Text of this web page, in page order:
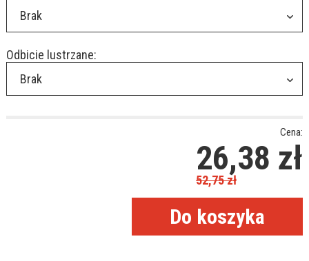
Brak
Odbicie lustrzane:
Brak
Cena:
26,38 zł
52,75zł